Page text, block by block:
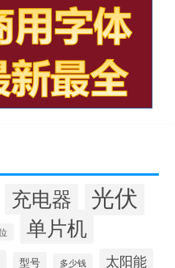
充电器 光伏
单片机
型号 多少钱 太阳能